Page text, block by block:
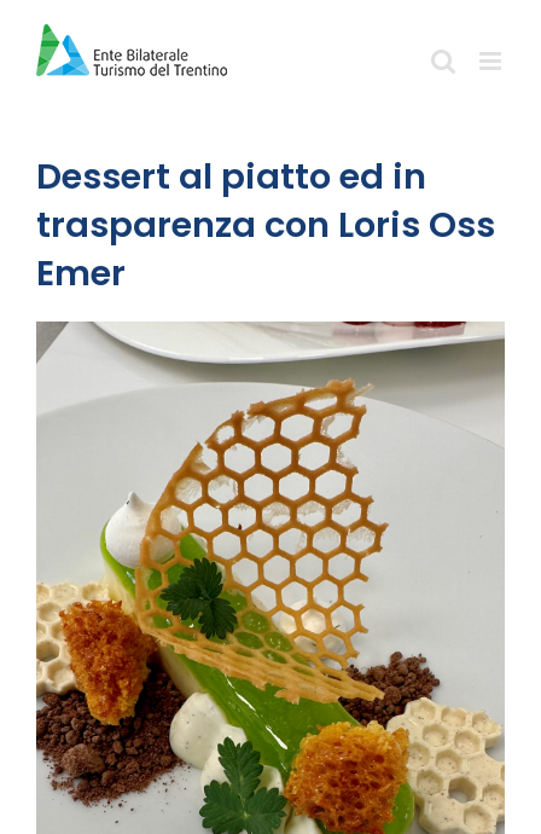
contenuto
Dessert al piatto ed in
trasparenza con Loris Oss
Emer